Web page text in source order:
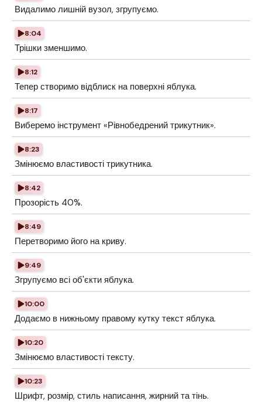
Видалимо лишній вузол, згрупуємо.
8:04
Трішки зменшимо.
8:12
Тепер створимо відблиск на поверхні яблука.
8:17
Виберемо інструмент «Рівнобедрений трикутник».
8:23
Змінюємо властивості трикутника.
8:42
Прозорість 40%.
8:49
Перетворимо його на криву.
9:49
Згрупуємо всі об'єкти яблука.
10:00
Додаємо в нижньому правому кутку текст яблука.
10:20
Змінюємо властивості тексту.
10:23
Шрифт, розмір, стиль написання, жирний та тінь.